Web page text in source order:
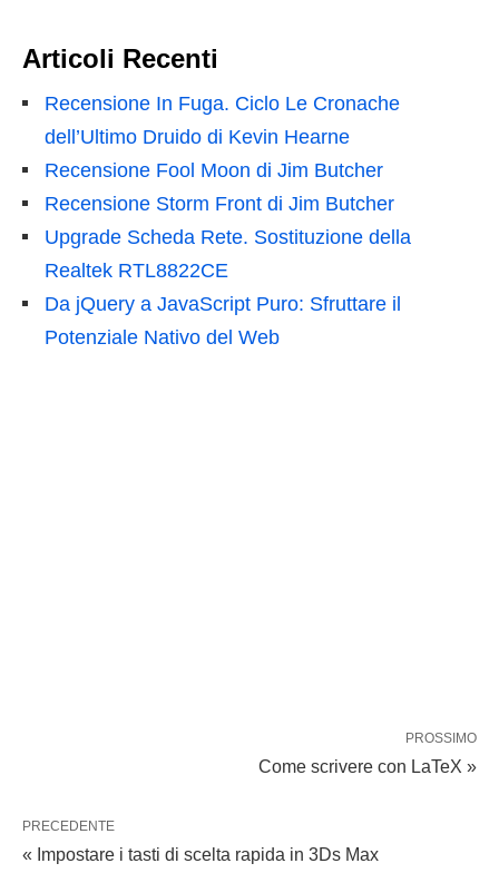
Articoli Recenti
Recensione In Fuga. Ciclo Le Cronache
dell’Ultimo Druido di Kevin Hearne
Recensione Fool Moon di Jim Butcher
Recensione Storm Front di Jim Butcher
Upgrade Scheda Rete. Sostituzione della
Realtek RTL8822CE
Da jQuery a JavaScript Puro: Sfruttare il
Potenziale Nativo del Web
PROSSIMO
Come scrivere con LaTeX »
PRECEDENTE
« Impostare i tasti di scelta rapida in 3Ds Max